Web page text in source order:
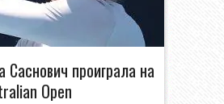
Саснович проиграла на
Open